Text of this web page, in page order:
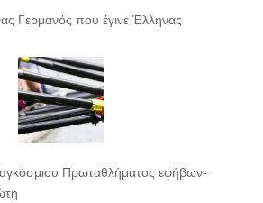
Γερμανός που έγινε Έλληνας
Πρωταθλήματος εφήβων-